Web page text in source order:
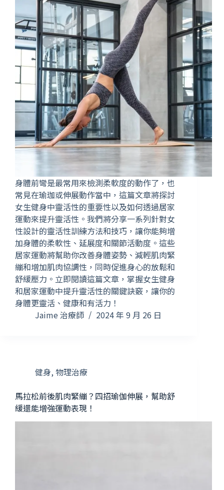
身體前彎是最常用來檢測柔軟度的動作了，也
常見在瑜珈或伸展動作當中，這篇文章將探討
女生健身中靈活性的重要性以及如何透過居家
運動來提升靈活性。我們將分享一系列針對女
性設計的靈活性訓練方法和技巧，讓你能夠增
加身體的柔軟性、延展度和關節活動度。這些
居家運動將幫助你改善身體姿勢、減輕肌肉緊
繃和增加肌肉協調性，同時促進身心的放鬆和
舒緩壓力。立即閱讀這篇文章，掌握女生健身
和居家運動中提升靈活性的關鍵訣竅，讓你的
身體更靈活、健康和有活力！
Jaime 治療師
2024 年 9 月 26 日
健身, 物理治療
馬拉松前後肌肉緊繃？四招瑜伽伸展，幫助舒
緩還能增強運動表現！